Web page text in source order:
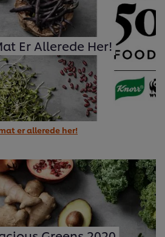
Er Allerede Her!
er allerede her!